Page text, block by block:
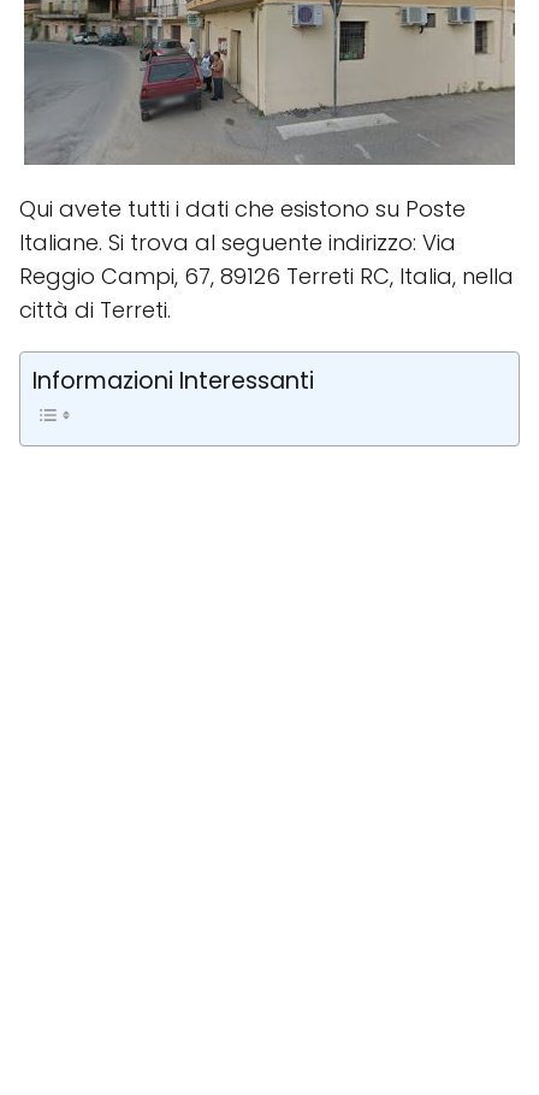
Qui avete tutti i dati che esistono su Poste
Italiane. Si trova al seguente indirizzo: Via
Reggio Campi, 67, 89126 Terreti RC, Italia, nella
città di Terreti.
Informazioni Interessanti